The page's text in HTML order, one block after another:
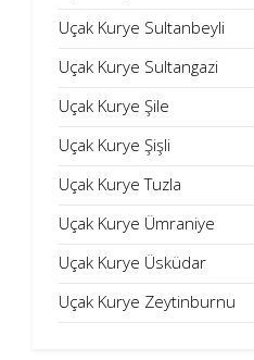
Uçak Kurye Sultanbeyli
Uçak Kurye Sultangazi
Uçak Kurye Şile
Uçak Kurye Şişli
Uçak Kurye Tuzla
Uçak Kurye Ümraniye
Uçak Kurye Üsküdar
Uçak Kurye Zeytinburnu